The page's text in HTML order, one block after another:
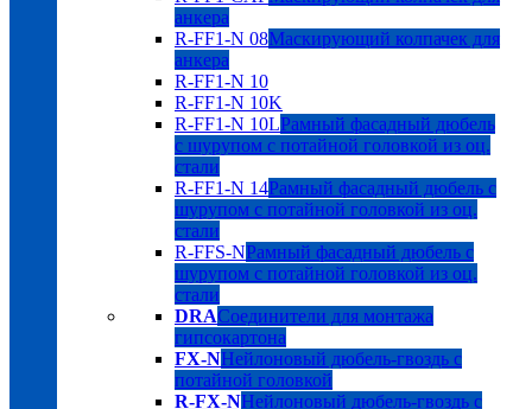
анкера
R-FF1-N 08Маскирующий колпачек для
анкера
R-FF1-N 10
R-FF1-N 10K
R-FF1-N 10LРамный фасадный дюбель
с шурупом с потайной головкой из оц.
стали
R-FF1-N 14Рамный фасадный дюбель с
шурупом с потайной головкой из оц.
стали
R-FFS-NРамный фасадный дюбель с
шурупом с потайной головкой из оц.
стали
DRAСоединители для монтажа
гипсокартона
FX-NНейлоновый дюбель-гвоздь с
потайной головкой
R-FX-NНейлоновый дюбель-гвоздь с